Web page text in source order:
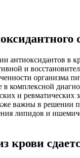
антиоксидантов в
и
организма
в комплексной
и ревматических
важны в решении
липидов и
крови